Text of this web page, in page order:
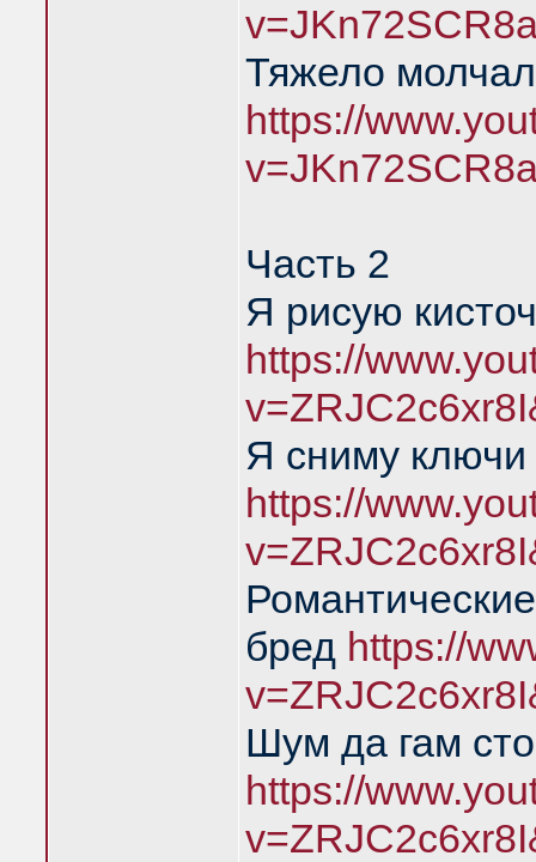
Тяжело
https://
Часть 2
Я рисую
https://
Я сниму ключи
https://
бред https://
Шум да гам
https://